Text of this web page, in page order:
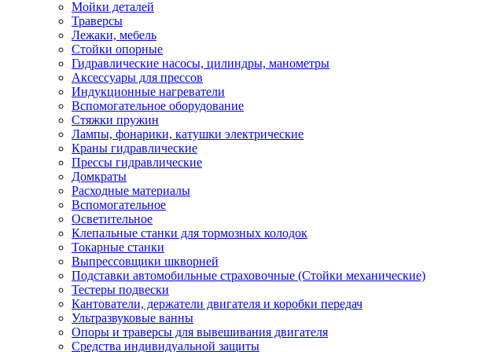
Мойки деталей
Траверсы
Лежаки, мебель
Стойки опорные
Гидравлические насосы, цилиндры, манометры
Аксессуары для прессов
Индукционные нагреватели
Вспомогательное оборудование
Стяжки пружин
Лампы, фонарики, катушки электрические
Краны гидравлические
Прессы гидравлические
Домкраты
Расходные материалы
Вспомогательное
Осветительное
Клепальные станки для тормозных колодок
Токарные станки
Выпрессовщики шкворней
Подставки автомобильные страховочные (Стойки механические)
Тестеры подвески
Кантователи, держатели двигателя и коробки передач
Ультразвуковые ванны
Опоры и траверсы для вывешивания двигателя
Средства индивидуальной защиты